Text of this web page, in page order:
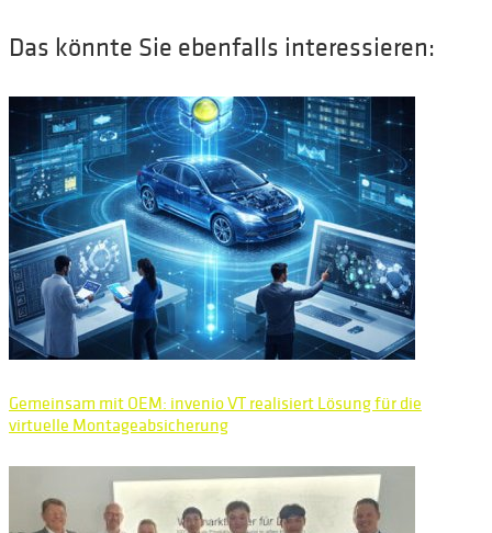
Das könnte Sie ebenfalls interessieren:
Gemeinsam mit OEM: invenio VT realisiert Lösung für die
virtuelle Montageabsicherung